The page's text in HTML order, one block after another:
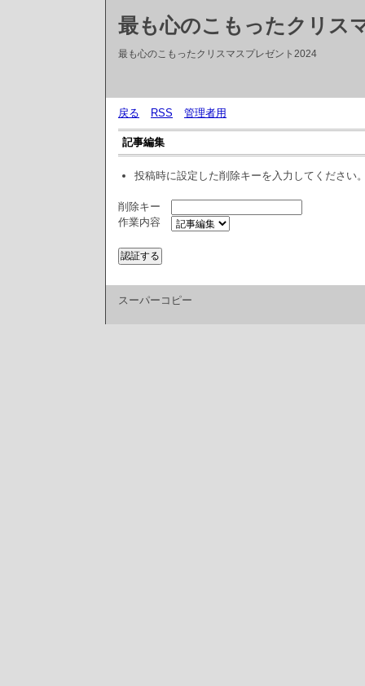
最も心のこもったクリス
最も心のこもったクリスマスプレゼント2024
戻る RSS 管理者用
記事編集
投稿時に設定した削除キーを入力してください
削除キー
作業内容
スーパーコピー